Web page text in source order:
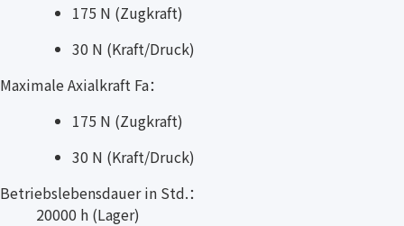
175 N (Zugkraft)
30 N (Kraft/Druck)
Maximale Axialkraft Fa：
175 N (Zugkraft)
30 N (Kraft/Druck)
Betriebslebensdauer in Std.：
20000 h (Lager)